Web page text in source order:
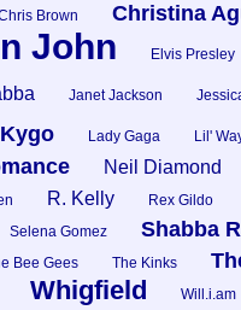
Brown Christina
John Elvis Presley
Janet Jackson
Kygo Lady Gaga Lil'
Neil Diamond
R. Kelly Rex Gildo
Selena Gomez Shabba
Bee Gees The Kinks
Whigfield Will.i.am